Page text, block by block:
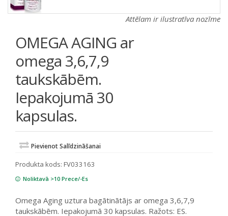
Attēlam ir ilustratīva nozīme
OMEGA AGING ar
omega 3,6,7,9
taukskābēm.
Iepakojumā 30
kapsulas.
Pievienot Salīdzināšanai
Produkta kods: FV033163
Noliktavā >10 Prece/-Es
Omega Aging uztura bagātinātājs ar omega 3,6,7,9
taukskābēm. Iepakojumā 30 kapsulas. Ražots: ES.